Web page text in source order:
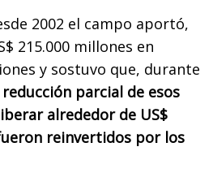
2002 el campo aportó,
215.000 millones en
y sostuvo que, durante
reducción parcial de esos
alrededor de US$
reinvertidos por los